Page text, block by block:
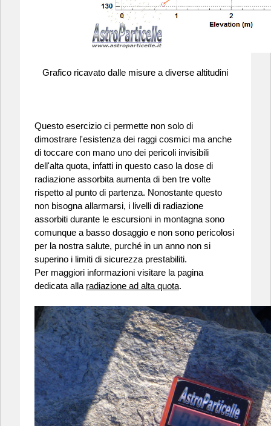
Grafico ricavato dalle misure a diverse altitudini
Questo esercizio ci permette non solo di
dimostrare l'esistenza dei raggi cosmici ma anche
di toccare con mano uno dei pericoli invisibili
dell'alta quota, infatti in questo caso la dose di
radiazione assorbita aumenta di ben tre volte
rispetto al punto di partenza. Nonostante questo
non bisogna allarmarsi, i livelli di radiazione
assorbiti durante le escursioni in montagna sono
comunque a basso dosaggio e non sono pericolosi
per la nostra salute, purché in un anno non si
superino i limiti di sicurezza prestabiliti.
Per maggiori informazioni visitare la pagina
dedicata alla radiazione ad alta quota.